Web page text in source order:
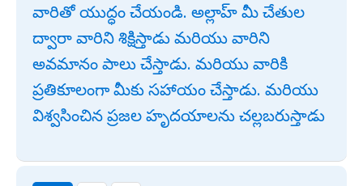
వారితో యుద్ధం చేయండి. అల్లాహ్ మీ చేతుల
ద్వారా వారిని శిక్షిస్తాడు మరియు వారిని
అవమానం పాలు చేస్తాడు. మరియు వారికి
ప్రతికూలంగా మీకు సహాయం చేస్తాడు. మరియు
విశ్వసించిన ప్రజల హృదయాలను చల్లబరుస్తాడు